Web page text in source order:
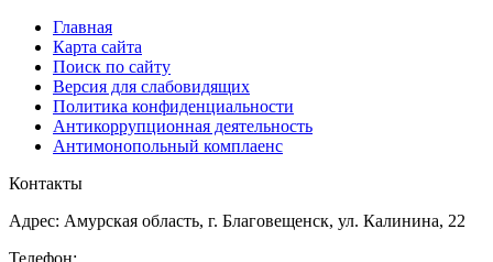
Главная
Карта сайта
Поиск по сайту
Версия для слабовидящих
Политика конфиденциальности
Антикоррупционная деятельность
Антимонопольный комплаенс
Контакты
Адрес: Амурская область, г. Благовещенск, ул. Калинина, 22
Телефон: